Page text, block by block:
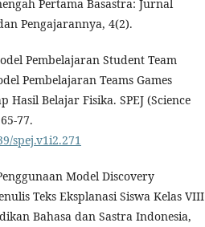
Pertama Basastra: Jurnal
Pengajarannya, 4(2).
Pembelajaran Student Team
Pembelajaran Teams Games
Belajar Fisika. SPEJ (Science
77.
spej.v1i2.271
Model Discovery
Teks Eksplanasi Siswa Kelas VIII
Bahasa dan Sastra Indonesia,